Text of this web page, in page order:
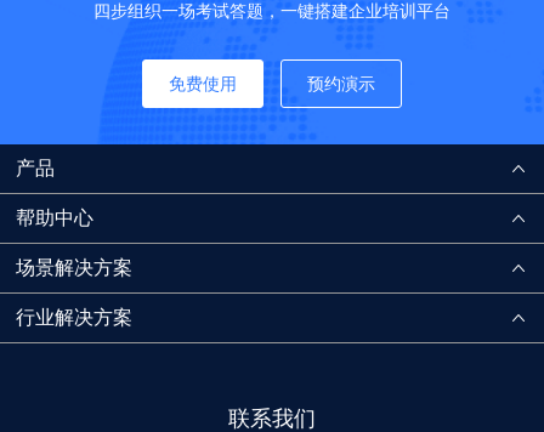
四步组织一场考试答题，一键搭建企业培训平台
免费使用 预约演示
产品
帮助中心
场景解决方案
行业解决方案
联系我们